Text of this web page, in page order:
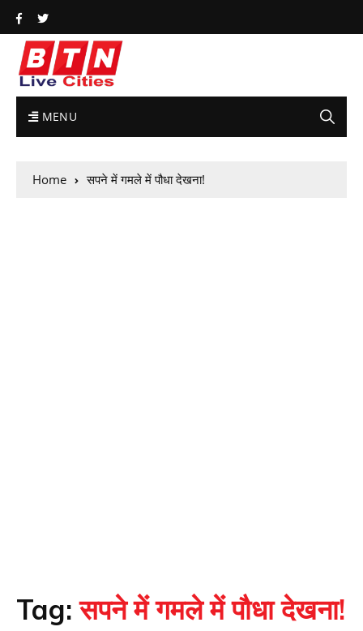
MENU
Home सपने में गमले में पौधा देखना!
Tag:सपने में गमले में पौधा देखना!